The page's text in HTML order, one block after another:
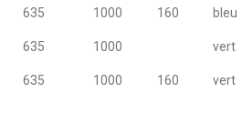
635 1000 160 bleu
635 1000 vert
635 1000 160 vert